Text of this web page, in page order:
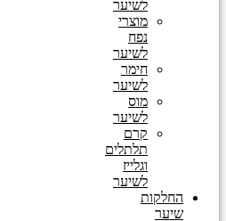
לשיער
מוצרי
נפח
לשיער
חימר
לשיער
מוס
לשיער
קרם
תלתלים
וגלייז
לשיער
החלקות
שיער